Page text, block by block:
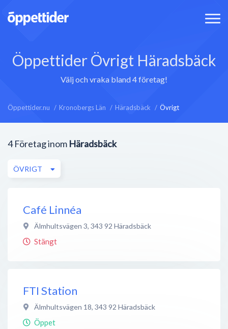
Öppettider Övrigt Häradsbäck
Välj och vraka bland 4 företag!
Öppettider.nu Kronobergs Län Häradsbäck Övrigt
4 Företag inom Häradsbäck
ÖVRIGT
Café Linnéa
Älmhultsvägen 3, 343 92 Häradsbäck
Stängt
FTI Station
Älmhultsvägen 18, 343 92 Häradsbäck
Öppet